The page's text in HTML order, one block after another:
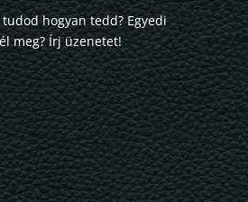
hogyan tedd? Egyedi
meg? Írj üzenetet!